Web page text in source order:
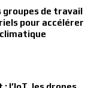
groupes de travail
pour accélérer